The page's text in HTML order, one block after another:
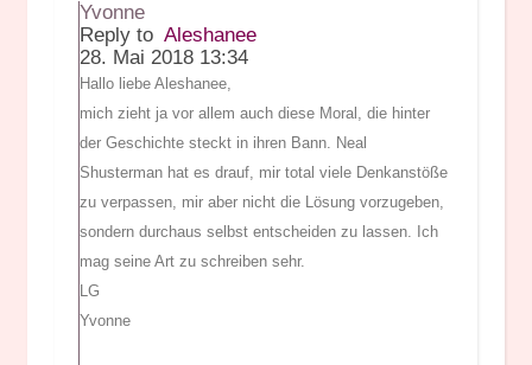
Yvonne
Reply to Aleshanee
28. Mai 2018 13:34
Hallo liebe Aleshanee,
mich zieht ja vor allem auch diese Moral, die hinter
der Geschichte steckt in ihren Bann. Neal
Shusterman hat es drauf, mir total viele Denkanstöße
zu verpassen, mir aber nicht die Lösung vorzugeben,
sondern durchaus selbst entscheiden zu lassen. Ich
mag seine Art zu schreiben sehr.
LG
Yvonne